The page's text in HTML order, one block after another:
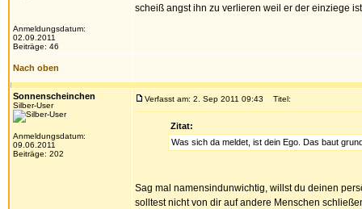
Anmeldungsdatum:
02.09.2011
Beiträge: 46
scheiß angst ihn zu verlieren weil er der einziege
Nach oben
Sonnenscheinchen
Silber-User
Anmeldungsdatum:
09.06.2011
Beiträge: 202
Verfasst am: 2. Sep 2011 09:43 Titel:
Zitat:
Was sich da meldet, ist dein Ego. Das baut
Sag mal namensindunwichtig, willst du deinen
solltest nicht von dir auf andere Menschen